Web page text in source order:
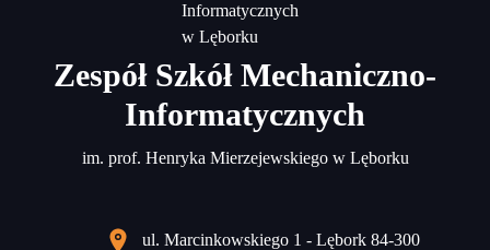
Zespół Szkół Mechaniczno-
Informatycznych
im. prof. Henryka Mierzejewskiego w Lęborku
ul. Marcinkowskiego 1 - Lębork 84-300